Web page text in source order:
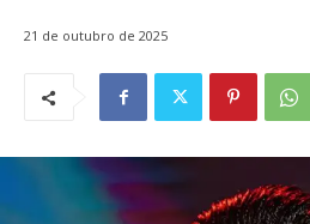
21 de outubro de 2025